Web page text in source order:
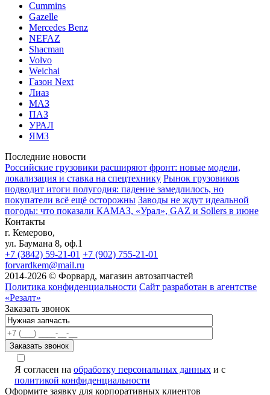
Cummins
Gazelle
Mercedes Benz
NEFAZ
Shacman
Volvo
Weichai
Газон Next
Лиаз
МАЗ
ПАЗ
УРАЛ
ЯМЗ
Последние новости
Российские грузовики расширяют фронт: новые модели,
локализация и ставка на спецтехнику Рынок грузовиков
подводит итоги полугодия: падение замедлилось, но
покупатели всё ещё осторожны Заводы не ждут идеальной
погоды: что показали КАМАЗ, «Урал», GAZ и Sollers в июне
Контакты
г. Кемерово,
ул. Баумана 8, оф.1
+7 (3842) 59-21-01 +7 (902) 755-21-01
forvardkem@mail.ru
2014-2026 © Форвард, магазин автозапчастей
Политика конфиденциальности Сайт разработан в агентстве
«Резалт»
Заказать звонок
Я согласен на обработку персональных данных и с
политикой конфиденциальности
Оформите заявку для корпоративных клиентов